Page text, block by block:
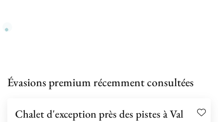
Évasions premium récemment consultées
Chalet d'exception près des pistes à Val